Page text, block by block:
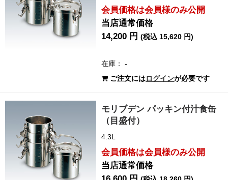
会員価格は会員様のみ公開
当店通常価格
14,200 円(税込 15,620 円)
在庫： -
ご注文にはログインが必要です
モリブデン パッキン付汁食缶
（目盛付）
4.3L
会員価格は会員様のみ公開
当店通常価格